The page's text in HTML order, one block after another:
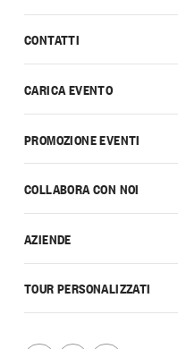
CONTATTI
CARICA EVENTO
PROMOZIONE EVENTI
COLLABORA CON NOI
AZIENDE
TOUR PERSONALIZZATI